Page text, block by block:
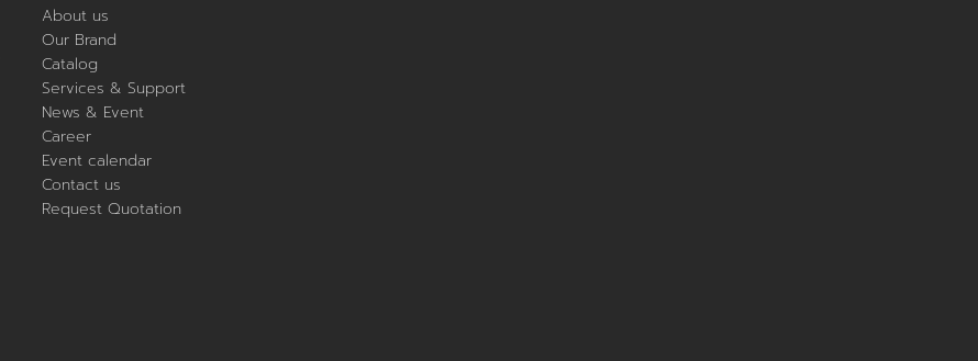
About us
Our Brand
Catalog
Services & Support
News & Event
Career
Event calendar
Contact us
Request Quotation